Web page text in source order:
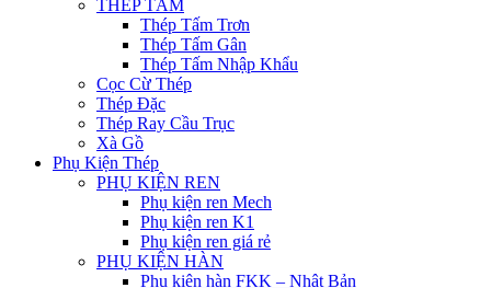
THÉP TẤM
Thép Tấm Trơn
Thép Tấm Gân
Thép Tấm Nhập Khẩu
Cọc Cừ Thép
Thép Đặc
Thép Ray Cầu Trục
Xà Gồ
Phụ Kiện Thép
PHỤ KIỆN REN
Phụ kiện ren Mech
Phụ kiện ren K1
Phụ kiện ren giá rẻ
PHỤ KIỆN HÀN
Phụ kiện hàn FKK – Nhật Bản